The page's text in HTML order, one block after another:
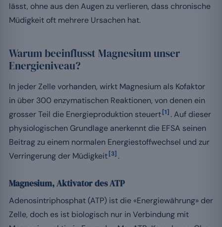
lässt, ohne aus den Augen zu verlieren, dass chronische
Müdigkeit oft mehrere Ursachen hat.
Warum beeinflusst Magnesium unser
Energieniveau?
In jeder Zelle vorhanden, wirkt Magnesium als Kofaktor
in über 300 enzymatischen Reaktionen, von denen ein
grosser Teil die Energieproduktion steuert[1] . Auf dieser
physiologischen Grundlage anerkennt die EFSA seinen
Beitrag zu einem normalen Energiestoffwechsel und zur
Verringerung der Müdigkeit[3] .
Magnesium, Aktivator des ATP
Adenosintriphosphat (ATP) ist die «Energiewährung» der
Zelle, doch es ist biologisch nur in Verbindung mit